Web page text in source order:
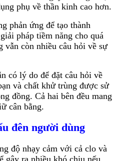
phụ về thần kinh cao hơn.
phản ứng để tạo thành
pháp tiềm năng cho quá
còn nhiều câu hỏi về sự
có lý do để đặt câu hỏi về
và chất khử trùng được sử
đồng. Cả hai bên đều mang
cân bằng.
đên người dùng
độ nhạy cảm với cả clo và
gây ra nhiều khó chịu nếu